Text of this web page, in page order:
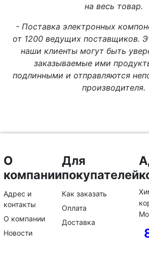
на весь товар.
- Поставка электронных
от 1200 ведущих поставщиков.
наши клиенты могут быть
заказываемые ими
подлинными и отправляются
производителя.
О
компании
Адрес и
контакты
О компании
Новости
Для
покупателей
Как заказать
Оплата
Доставка